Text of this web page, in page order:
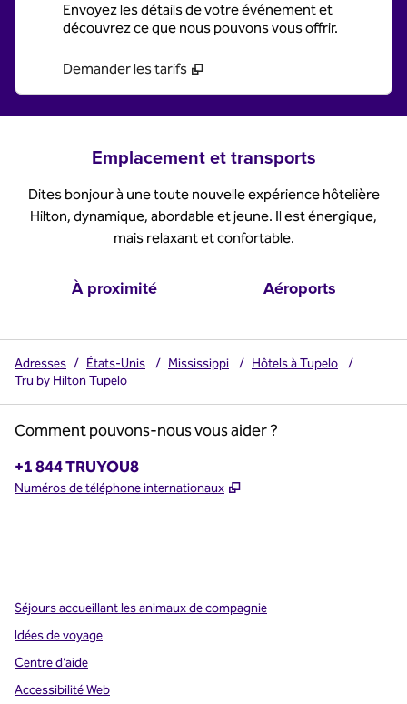
Envoyez les détails de votre événement et
découvrez ce que nous pouvons vous offrir.
Demander les tarifs
Emplacement et transports
Dites bonjour à une toute nouvelle expérience hôtelière
Hilton, dynamique, abordable et jeune. Il est énergique,
mais relaxant et confortable.
À proximité Aéroports
Adresses / États-Unis / Mississippi / Hôtels à Tupelo
/
Tru by Hilton Tupelo
Comment pouvons-nous vous aider ?
Téléphone :
+1 844 TRUYOU8
Numéros de téléphone internationaux ,
Séjours accueillant les animaux de compagnie
Idées de voyage
Centre d’aide
Accessibilité Web